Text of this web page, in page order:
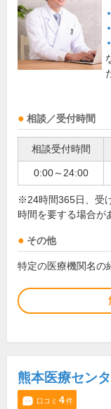
相談／受付時間
相談受付時間
0:00～24:00
※24時間365日、受
時間を要する場合が
その他
特定の医療機関名の
熊本医療セン
口コミ 4件